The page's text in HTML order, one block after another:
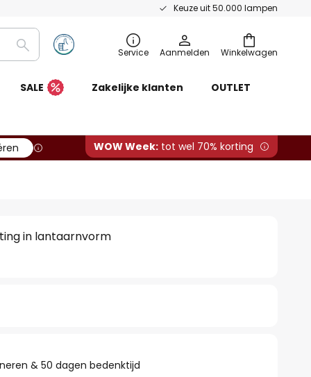
Keuze uit 50.000 lampen
Winkelwagen
Zoeken Service Aanmelden
SALE Zakelijke klanten OUTLET
WOW Week: tot wel 70% korting
in lantaarnvorm
& 50 dagen bedenktijd